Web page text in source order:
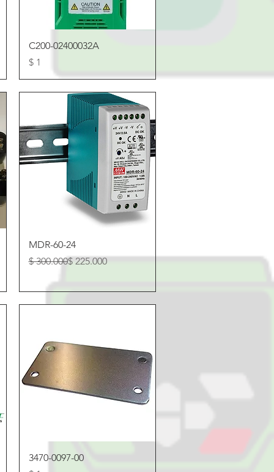
Vista rápida
C200-02400032A
Precio
$ 1
Vista rápida
MDR-60-24
Precio
$ 300.000
Precio de oferta
$ 225.000
Vista rápida
3470-0097-00